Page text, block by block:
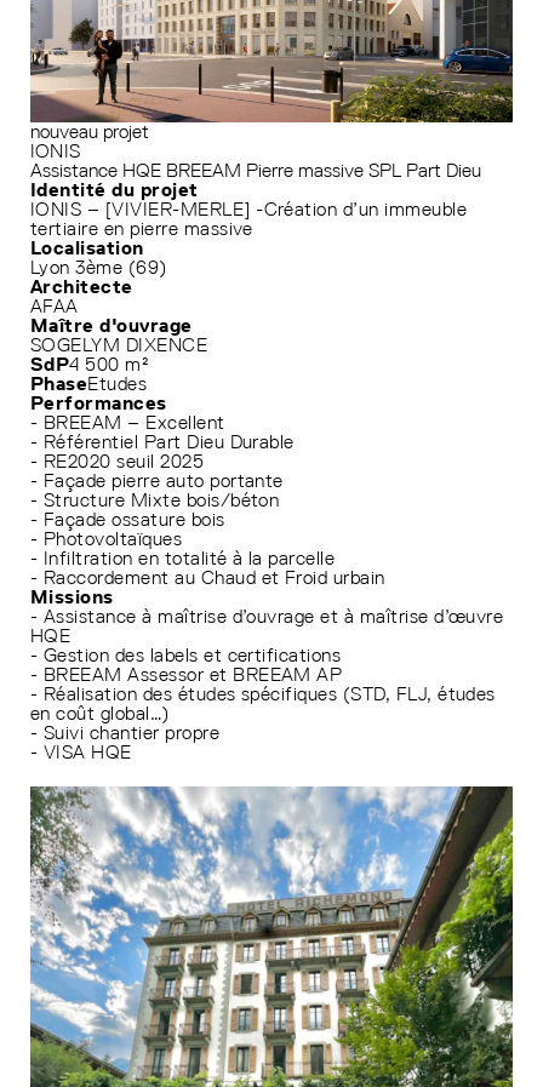
nouveau projet
IONIS
Assistance HQE BREEAM Pierre massive SPL Part Dieu
Identité du projet
IONIS – [VIVIER-MERLE] -Création d’un immeuble
tertiaire en pierre massive
Localisation
Lyon 3ème (69)
Architecte
AFAA
Maître d'ouvrage
SOGELYM DIXENCE
SdP4 500 m²
PhaseEtudes
Performances
- BREEAM – Excellent
- Référentiel Part Dieu Durable
- RE2020 seuil 2025
- Façade pierre auto portante
- Structure Mixte bois/béton
- Façade ossature bois
- Photovoltaïques
- Infiltration en totalité à la parcelle
- Raccordement au Chaud et Froid urbain
Missions
- Assistance à maîtrise d’ouvrage et à maîtrise d’œuvre
HQE
- Gestion des labels et certifications
- BREEAM Assessor et BREEAM AP
- Réalisation des études spécifiques (STD, FLJ, études
en coût global…)
- Suivi chantier propre
- VISA HQE